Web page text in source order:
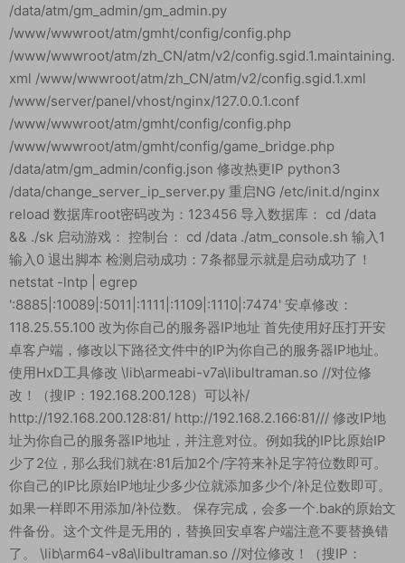
/data/atm/gm_admin/gm_admin.py
/www/wwwroot/atm/gmht/config/config.php
/www/wwwroot/atm/zh_CN/atm/v2/config.sgid.1.maintaining.
xml /www/wwwroot/atm/zh_CN/atm/v2/config.sgid.1.xml
/www/server/panel/vhost/nginx/127.0.0.1.conf
/www/wwwroot/atm/gmht/config/config.php
/www/wwwroot/atm/gmht/config/game_bridge.php
/data/atm/gm_admin/config.json 修改热更IP python3
/data/change_server_ip_server.py 重启NG /etc/init.d/nginx
reload 数据库root密码改为：123456 导入数据库： cd /data
&& ./sk 启动游戏： 控制台： cd /data ./atm_console.sh 输入1
输入0 退出脚本 检测启动成功：7条都显示就是启动成功了！
netstat -lntp | egrep
':8885|:10089|:5011|:1111|:1109|:1110|:7474' 安卓修改：
118.25.55.100 改为你自己的服务器IP地址 首先使用好压打开安
卓客户端，修改以下路径文件中的IP为你自己的服务器IP地址。
使用HxD工具修改 \lib\armeabi-v7a\libultraman.so //对位修
改！（搜IP：192.168.200.128）可以补/
http://192.168.200.128:81/ http://192.168.2.166:81/// 修改IP地
址为你自己的服务器IP地址，并注意对位。例如我的IP比原始IP
少了2位，那么我们就在:81后加2个/字符来补足字符位数即可。
你自己的IP比原始IP地址少多少位就添加多少个/补足位数即可。
如果一样即不用添加/补位数。 保存完成，会多一个.bak的原始文
件备份。这个文件是无用的，替换回安卓客户端注意不要替换错
了。 \lib\arm64-v8a\libultraman.so //对位修改！（搜IP：